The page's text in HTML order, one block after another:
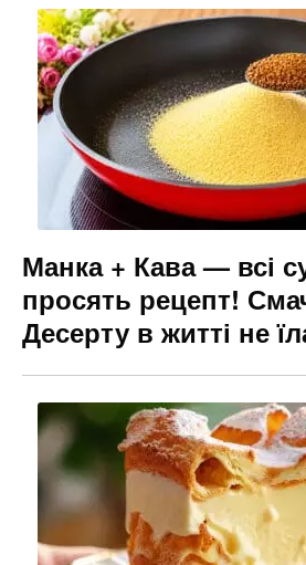
Манка + Кава — всі
просять рецепт!
Десерту в житті не